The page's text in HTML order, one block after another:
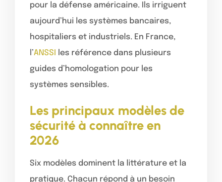
pour la défense américaine. Ils irriguent
aujourd’hui les systèmes bancaires,
hospitaliers et industriels. En France,
l’ANSSI
les référence dans plusieurs
guides d’homologation pour les
systèmes sensibles.
Les principaux modèles de
sécurité à connaître en
2026
Six modèles dominent la littérature et la
pratique. Chacun répond à un besoin